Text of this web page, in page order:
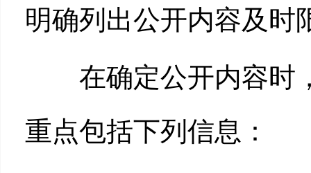
明确列出公开内容及时
在确定公开内容时，
重点包括下列信息：